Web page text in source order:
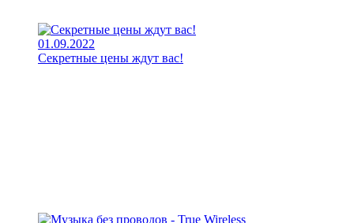
01.09.2022
Секретные цены ждут вас!